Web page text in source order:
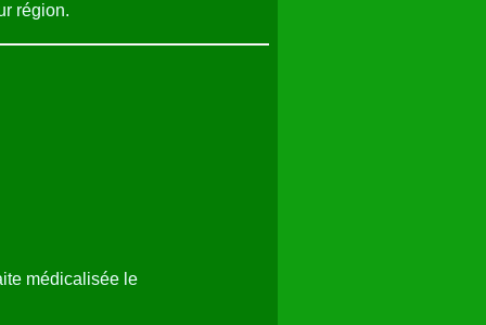
région.
médicalisée le